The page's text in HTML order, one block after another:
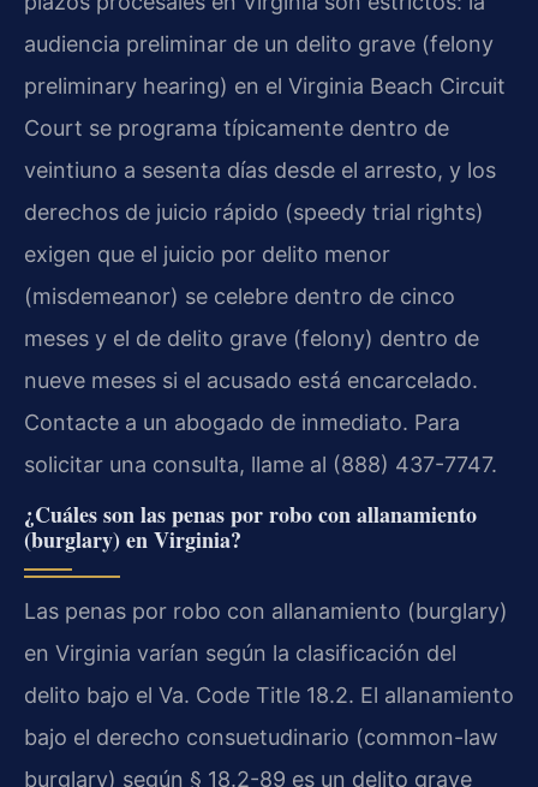
audiencia preliminar de un delito grave (felony
preliminary hearing) en el Virginia Beach Circuit
Court se programa típicamente dentro de
veintiuno a sesenta días desde el arresto, y los
derechos de juicio rápido (speedy trial rights)
exigen que el juicio por delito menor
(misdemeanor) se celebre dentro de cinco
meses y el de delito grave (felony) dentro de
nueve meses si el acusado está encarcelado.
Contacte a un abogado de inmediato. Para
solicitar una consulta, llame al (888) 437-7747.
¿Cuáles son las penas por robo con allanamiento
(burglary) en Virginia?
Las penas por robo con allanamiento (burglary)
en Virginia varían según la clasificación del
delito bajo el Va. Code Title 18.2. El allanamiento
bajo el derecho consuetudinario (common-law
burglary) según § 18.2-89 es un delito grave